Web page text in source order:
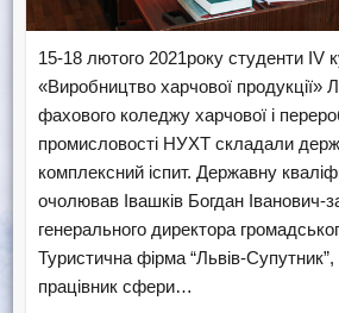
15-18 лютого 2021року студенти IV
«Виробництво харчової продукції»
фахового коледжу харчової і
промисловості НУХТ складали
комплексний іспит. Державну
очолював Івашків Богдан Іванович-
генерального директора
Туристична фірма “Львів-
працівник сфери…